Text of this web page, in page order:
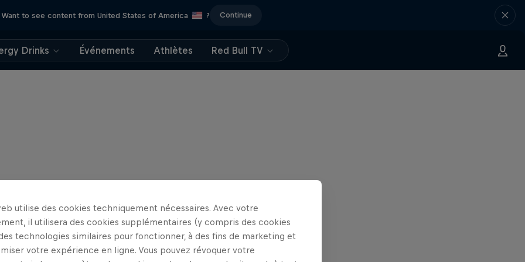
Want to see content from United States of America ? Continue
Drinks Événements Athlètes Red Bull TV
utilise des cookies techniquement nécessaires. Avec votre
il utilisera des cookies supplémentaires (y compris des cookies
technologies similaires pour fonctionner, à des fins de marketing et
votre expérience en ligne. Vous pouvez révoquer votre